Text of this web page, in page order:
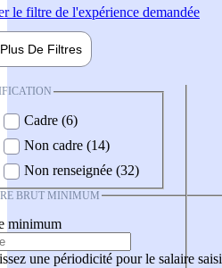
le filtre de l'expérience demandée
Plus De Filtres
Cadre (6)
Non cadre (14)
Non renseignée (32)
BRUT MINIMUM
minimum
une périodicité pour le salaire saisi